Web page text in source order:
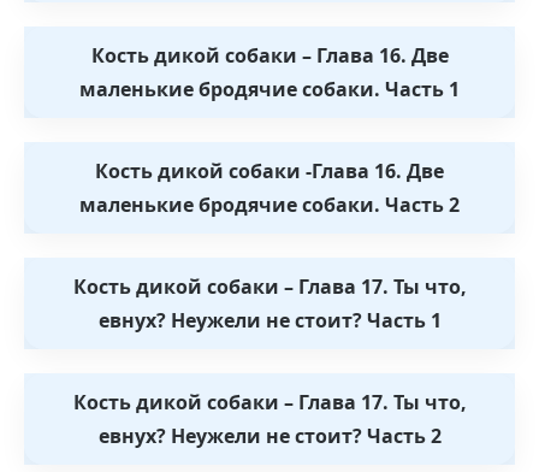
Кость дикой собаки – Глава 16. Две
маленькие бродячие собаки. Часть 1
Кость дикой собаки -Глава 16. Две
маленькие бродячие собаки. Часть 2
Кость дикой собаки – Глава 17. Ты что,
евнух? Неужели не стоит? Часть 1
Кость дикой собаки – Глава 17. Ты что,
евнух? Неужели не стоит? Часть 2